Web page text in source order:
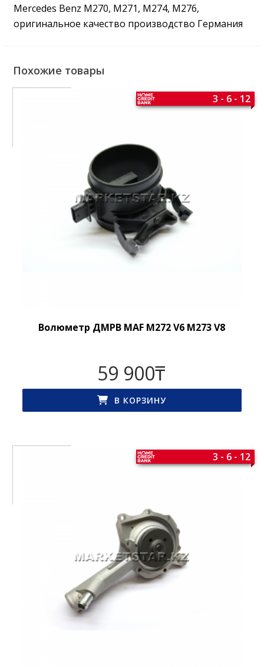
Mercedes Benz M270, M271, M274, M276,
оригинальное качество производство Германия
Похожие товары
Волюметр ДМРВ MAF M272 V6 M273 V8
3 - 6 - 12
59 900₸
В КОРЗИНУ
3 - 6 - 12